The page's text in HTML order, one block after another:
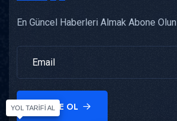
En Güncel Haberleri Almak Abone Olun
ABONE OL